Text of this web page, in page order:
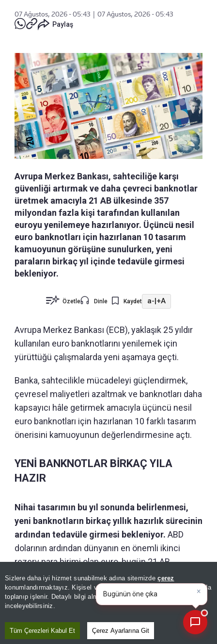
Sizlere daha iyi hizmet sunabilmek adına sitemizdeçerez
konumlandırmaktayız. Kişisel verileriniz, KVKK ve GDPR kapsamında
toplanıp işlenir. Detaylı bilgi almak içinAydınlatma Metnimizi
inceleyebilirsiniz.
Tüm Çerezleri Kabul Et Çerez Ayarlarına Git
07 Ağustos, 2026 - 05:43
07 Ağustos, 2026 - 05:43
Paylaş
Avrupa Merkez Bankası, sahteciliğe karşı
güvenliği artırmak ve daha çevreci banknotlar
üretmek amacıyla 21 AB ülkesinde 357
milyondan fazla kişi tarafından kullanılan
euroyu yenilemeye hazırlanıyor. Üçüncü nesil
euro banknotları için hazırlanan 10 tasarım
kamuoyunun görüşüne sunulurken, yeni
paraların birkaç yıl içinde tedavüle girmesi
bekleniyor.
Özetle Dinle Kaydet a- +A
Avrupa Merkez Bankası (ECB), yaklaşık 25 yıldır
kullanılan euro banknotlarını yenilemek için
yürüttüğü çalışmalarda yeni aşamaya geçti.
Banka, sahtecilikle mücadeleyi güçlendirmek,
çevresel maliyetleri azaltmak ve banknotları daha
kapsayıcı hâle getirmek amacıyla üçüncü nesil
euro banknotları için hazırlanan 10 farklı tasarım
önerisini kamuoyunun değerlendirmesine açtı.
YENİ BANKNOTLAR BİRKAÇ YILA
HAZIR
Nihai tasarımın bu yıl sonunda belirlenmesi,
yeni banknotların birkaç yıllık hazırlık sürecinin
ardından tedavüle girmesi bekleniyor. ABD
dolarının ardından dünyanın en önemli ikinci
rezerv para birimi olan euro, bugün 21 AB
ülkesinde 357 milyondan fazla kişi tarafından
kullanılıyor.
×
Bugünün öne çıkan manşetleri
ve gelişmeleri neler?